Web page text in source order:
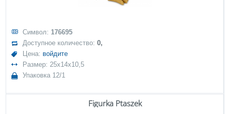
Символ: 176695
Доступное количество:0,
Цена: войдите
Размер: 25x14x10,5
Упаковка 12/1
Figurka Ptaszek